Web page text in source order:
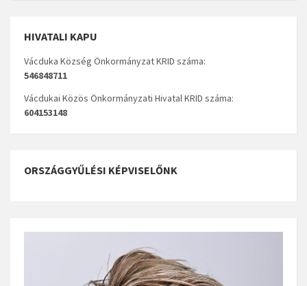
HIVATALI KAPU
Vácduka Község Önkormányzat KRID száma:
546848711
Vácdukai Közös Önkormányzati Hivatal KRID száma:
604153148
ORSZÁGGYŰLÉSI KÉPVISELŐNK